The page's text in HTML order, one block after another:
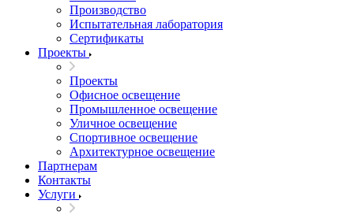
Производство
Испытательная лаборатория
Сертификаты
Проекты
Проекты
Офисное освещение
Промышленное освещение
Уличное освещение
Спортивное освещение
Архитектурное освещение
Партнерам
Контакты
Услуги